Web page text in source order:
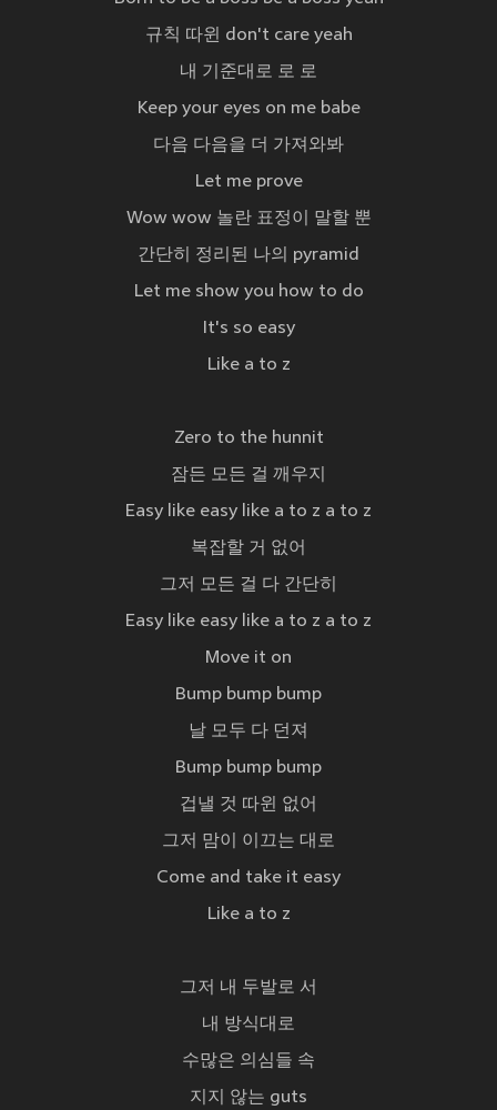
규칙 따윈 don't care yeah
내 기준대로 로 로
Keep your eyes on me babe
다음 다음을 더 가져와봐
Let me prove
Wow wow 놀란 표정이 말할 뿐
간단히 정리된 나의 pyramid
Let me show you how to do
It's so easy
Like a to z
Zero to the hunnit
잠든 모든 걸 깨우지
Easy like easy like a to z a to z
복잡할 거 없어
그저 모든 걸 다 간단히
Easy like easy like a to z a to z
Move it on
Bump bump bump
날 모두 다 던져
Bump bump bump
겁낼 것 따윈 없어
그저 맘이 이끄는 대로
Come and take it easy
Like a to z
그저 내 두발로 서
내 방식대로
수많은 의심들 속
지지 않는 guts